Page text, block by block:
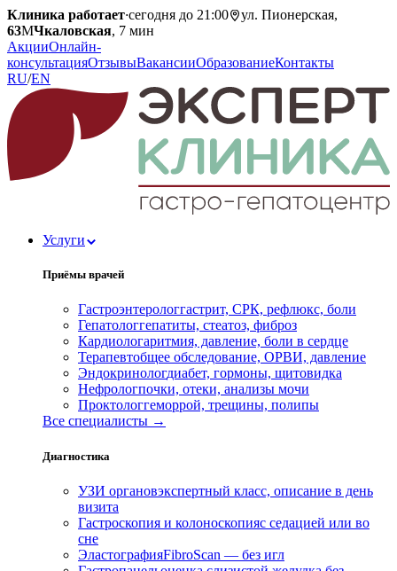
Клиника работает·сегодня до 21:00
ул. Пионерская,
63МЧкаловская, 7 мин
АкцииОнлайн-
консультацияОтзывыВакансииОбразованиеКонтакты
RU/EN
Услуги
Приёмы врачей
Гастроэнтерологгастрит, СРК, рефлюкс, боли
Гепатологгепатиты, стеатоз, фиброз
Кардиологаритмия, давление, боли в сердце
Терапевтобщее обследование, ОРВИ, давление
Эндокринологдиабет, гормоны, щитовидка
Нефрологпочки, отеки, анализы мочи
Проктологгеморрой, трещины, полипы
Все специалисты →
Диагностика
УЗИ органовэкспертный класс, описание в день
визита
Гастроскопия и колоноскопияс седацией или во
сне
ЭластографияFibroScan — без игл